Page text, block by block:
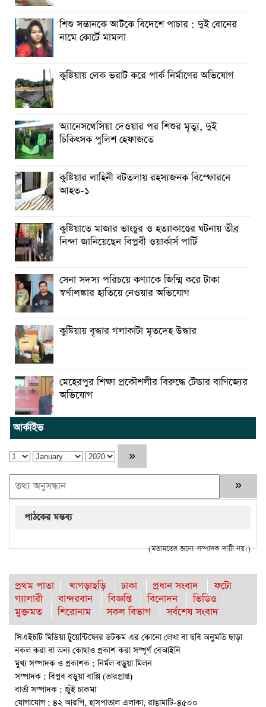
চুয়েট এর নবনিযুক্ত ভিসিকে আইইবি চট্টগ্রাম কেন্দ্রে ফুলেল শুভেচ্ছা
বৈষম্যহীন মানবিক রাষ্ট্র গঠন করে জুলাই শহীদদের প্রতি শ্রদ্ধা
জানাতে হবে : জননেতা সাইফুল হক
তিন দিন পর ব্রহ্মপুত্র নদে নিখোঁজ সাইফুলের মরদেহ গফরগাঁও
থেকে উদ্ধার
শিশু সন্তানকে আটকে বিদেশে পাচার : দুই বোনের
নামে কোর্টে মামলা
কুষ্টিয়ায় লেক ভরাট করে পার্ক নির্মাণের অভিযোগ
অ্যানেসথেসিয়া দেওয়ার পর শিশুর মৃত্যু, দুই
চিকিৎসক পুলিশ হেফাজতে
কুষ্টিয়ার লাহিনী বটতলায় রহস্যজনক বিস্ফোরনে
আহত-১
কুষ্টিয়াতে মাজার ভাংচুর ও হত্যাকাণ্ডের ঘটনায় তীব্র
নিন্দা জানিয়েছেন বিপ্লবী ওয়ার্কার্স পার্টি
সেনা সদস্য পরিচয়ে কণ্যাকে জিম্মি করে টাকা
স্বর্ণালঙ্কার হাতিয়ে নেওয়ার অভিযোগ
কুষ্টিয়ায় বৃদ্ধার গলাকাটা মৃতদেহ উদ্ধার
মেহেরপুর শিক্ষা প্রকৌশলীর বিরুদ্ধে টেন্ডার বাণিজ্যের
অভিযোগ
আর্কাইভ
পাঠকের মন্তব্য
(মতামতের জন্যে সম্পাদক দায়ী নয়।)
প্রথম পাতা খাগড়াছড়ি ঢাকা প্রধান সংবাদ
ফটো
গ্যালারী
বান্দরবান বিজ্ঞপ্তি বিনোদন
ভিডিও
মুক্তমত
শিরোনাম সকল বিভাগ সর্বশেষ সংবাদ
সিএইচটি মিডিয়া টুয়েন্টিফোর ডটকম এর কোনো লেখা বা ছবি অনুমতি ছাড়া
নকল করা বা অন্য কোথাও প্রকাশ করা সম্পূর্ণ বেআইনি
মুখ্য সম্পাদক ও প্রকাশক : নির্মল বড়ুয়া মিলন
সম্পাদক : বিপ্লব বড়ুয়া বাপ্পি (ভারপ্রাপ্ত)
বার্তা সম্পাদক : জুঁই চাকমা
যোগাযোগ : ৪২ আরপি, হাসপাতাল এলাকা, রাঙামাটি-৪৫০০